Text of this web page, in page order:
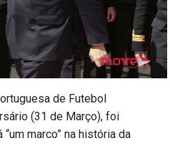
de Futebol
(31 de Março), foi
marco” na história da